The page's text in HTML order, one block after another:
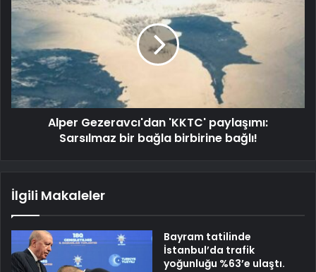
Alper Gezeravcı'dan 'KKTC' paylaşımı:
Sarsılmaz bir bağla birbirine bağlı!
İlgili Makaleler
Bayram tatilinde
İstanbul’da trafik
yoğunluğu %63’e ulaştı.